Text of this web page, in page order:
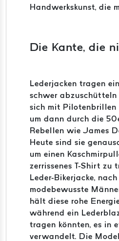
Handwerkskunst, die
Die Kante, die
Lederjacken tragen
schwer abzuschütteln
sich mit Pilotenbrillen
um dann durch die
Rebellen wie James
Heute sind sie
um einen
zerrissenes T-Shirt zu
Leder-Bikerjacke,
modebewusste
hält diese rohe
während ein
tragen könnten, es in
verwandelt. Die